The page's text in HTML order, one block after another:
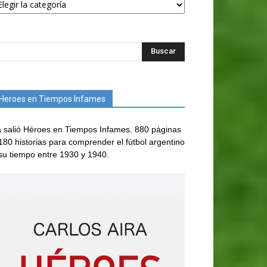
Heroes en Tiempos Infames
salió Héroes en Tiempos Infames. 880 páginas
historias para comprender el fútbol argentino
tiempo entre 1930 y 1940.